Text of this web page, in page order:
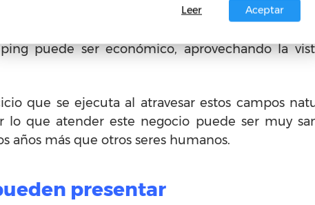
este tipo de vacaciones reúnen mucho dinero
uno muy lucrativo además, si se tienen los
puede ser económico, aprovechando la
que se ejecuta al atravesar estos campos
lo que atender este negocio puede ser muy
años más que otros seres humanos.
presentar
Aceptar
Leer